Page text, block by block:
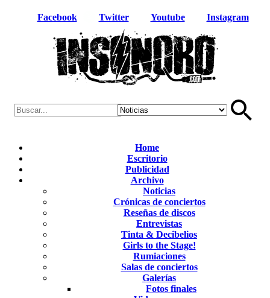
Facebook Twitter Youtube Instagram
Home
Escritorio
Publicidad
Archivo
Noticias
Crónicas de conciertos
Reseñas de discos
Entrevistas
Tinta & Decibelios
Girls to the Stage!
Rumiaciones
Salas de conciertos
Galerías
Fotos finales